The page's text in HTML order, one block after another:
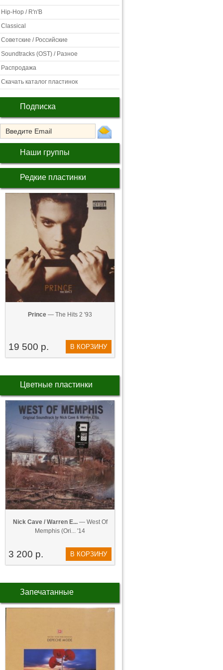
Hip-Hop / R'n'B
Classical
Советские / Российские
Soundtracks (OST) / Разное
Распродажа
Скачать каталог пластинок
Подписка
Наши группы
Редкие пластинки
Prince — The Hits 2 '93
19 500 р. В КОРЗИНУ
Цветные пластинки
Nick Cave / Warren E...— West Of
Memphis (Ori... '14
3 200 р. В КОРЗИНУ
Запечатанные